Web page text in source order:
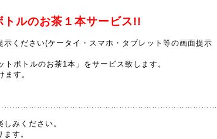
ルのお茶１本サービス!!
ください(ケータイ・スマホ・タブレット等の画面提示
ボトルのお茶1本」をサービス致します。
す。
しみください。
す。